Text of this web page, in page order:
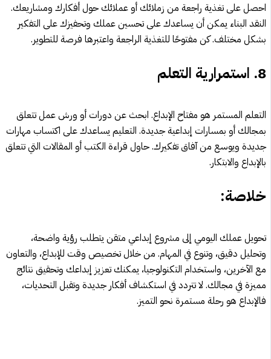
احصل على تغذية راجعة من زملائك أو عملائك حول أفكارك ومشاريعك.
النقد البناء يمكن أن يساعدك على تحسين عملك وتحفيزك على التفكير
بشكل مختلف. كن مفتوحًا للتغذية الراجعة واعتبرها فرصة للتطوير.
8. استمرارية التعلم
التعلم المستمر هو مفتاح الإبداع. ابحث عن دورات أو ورش عمل تتعلق
بمجالك أو بمسارات إبداعية جديدة. التعليم يساعدك على اكتساب مهارات
جديدة ويوسع من آفاق تفكيرك. حاول قراءة الكتب أو المقالات التي تتعلق
بالإبداع والابتكار.
خلاصة:
تحويل عملك اليومي إلى مشروع إبداعي متقن يتطلب رؤية واضحة،
وتحليل دقيق، وتنوع في المهام. من خلال تخصيص وقت للإبداع، والتعاون
مع الآخرين، واستخدام التكنولوجيا، يمكنك تعزيز إبداعك وتحقيق نتائج
مميزة في مجالك. لا تتردد في استكشاف أفكار جديدة وتقبل التحديات،
فالإبداع هو رحلة مستمرة نحو التميز.